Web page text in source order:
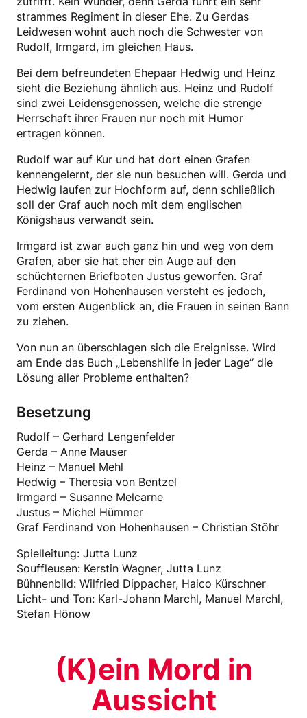
strammes Regiment in dieser Ehe. Zu Gerdas
Leidwesen wohnt auch noch die Schwester von
Rudolf, Irmgard, im gleichen Haus.
Bei dem befreundeten Ehepaar Hedwig und Heinz
sieht die Beziehung ähnlich aus. Heinz und Rudolf
sind zwei Leidensgenossen, welche die strenge
Herrschaft ihrer Frauen nur noch mit Humor
ertragen können.
Rudolf war auf Kur und hat dort einen Grafen
kennengelernt, der sie nun besuchen will. Gerda und
Hedwig laufen zur Hochform auf, denn schließlich
soll der Graf auch noch mit dem englischen
Königshaus verwandt sein.
Irmgard ist zwar auch ganz hin und weg von dem
Grafen, aber sie hat eher ein Auge auf den
schüchternen Briefboten Justus geworfen. Graf
Ferdinand von Hohenhausen versteht es jedoch,
vom ersten Augenblick an, die Frauen in seinen Bann
zu ziehen.
Von nun an überschlagen sich die Ereignisse. Wird
am Ende das Buch „Lebenshilfe in jeder Lage“ die
Lösung aller Probleme enthalten?
Besetzung
Rudolf – Gerhard Lengenfelder
Gerda – Anne Mauser
Heinz – Manuel Mehl
Hedwig – Theresia von Bentzel
Irmgard – Susanne Melcarne
Justus – Michel Hümmer
Graf Ferdinand von Hohenhausen – Christian Stöhr
Spielleitung: Jutta Lunz
Souffleusen: Kerstin Wagner, Jutta Lunz
Bühnenbild: Wilfried Dippacher, Haico Kürschner
Licht- und Ton: Karl-Johann Marchl, Manuel Marchl,
Stefan Hönow
(K)ein Mord in
Aussicht